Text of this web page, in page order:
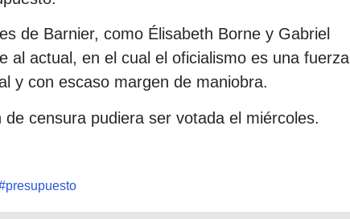
de Barnier, como Élisabeth Borne y Gabriel
al actual, en el cual el oficialismo es una fuerza
y con escaso margen de maniobra.
censura pudiera ser votada el miércoles.
presupuesto